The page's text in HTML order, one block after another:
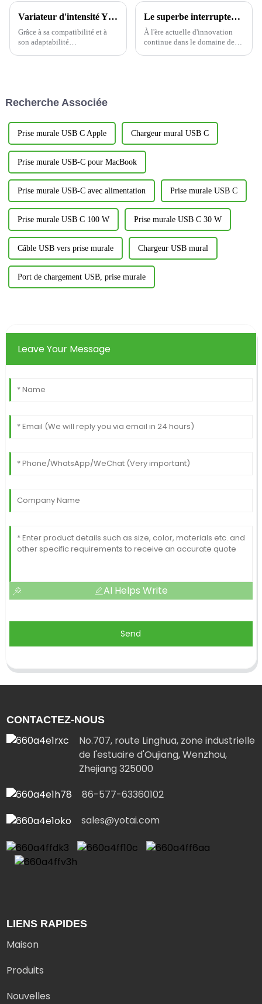
Variateur d'intensité YDM001 : à la pointe de la nouvelle tendance de la rime lumineuse intelligente
Grâce à sa compatibilité et à
son adaptabilité
d'une charge de circuit
Le superbe interrupteur à capteur YM2106
À l'ère actuelle d'innovation
continue dans le domaine des
Recherche Associée
Prise murale USB C Apple Chargeur mural USB C
Prise murale USB-C pour MacBook
Prise murale USB-C avec alimentation Prise murale USB C
Prise murale USB C 100 W Prise murale USB C 30 W
Câble USB vers prise murale Chargeur USB mural
Port de chargement USB, prise murale
Leave Your Message
AI Helps Write
Send
CONTACTEZ-NOUS
No.707, route Linghua, zone industrielle
de l'estuaire d'Oujiang, Wenzhou,
Zhejiang 325000
86-577-63360102
sales@yotai.com
LIENS RAPIDES
Maison
Produits
Nouvelles